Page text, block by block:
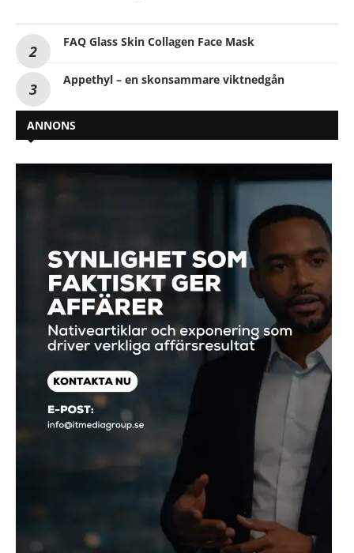
FAQ Glass Skin Collagen Face Mask
Appethyl – en skonsammare viktnedgån
ANNONS